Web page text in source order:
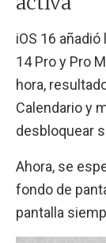
iOS 16
14 Pro y Pro
hora,
Calendario y
desbloquear
Ahora, se
fondo de
pantalla